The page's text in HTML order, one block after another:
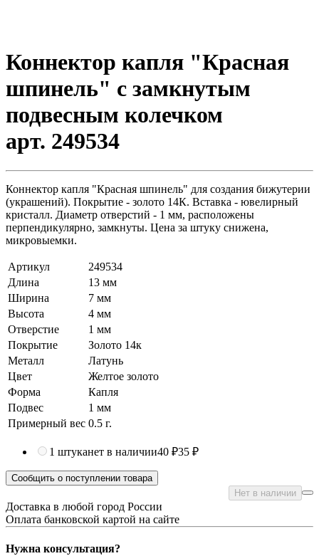
Коннектор капля "Красная
шпинель" с замкнутым
подвесным колечком
арт. 249534
Коннектор капля "Красная шпинель" для создания бижутерии
(украшений). Покрытие - золото 14К. Вставка - ювелирный
кристалл. Диаметр отверстий - 1 мм, расположены
перпендикулярно, замкнуты. Цена за штуку снижена,
микровыемки.
Артикул
249534
Длина
13 мм
Ширина
7 мм
Высота
4 мм
Отверстие
1 мм
Покрытие
Золото 14к
Металл
Латунь
Цвет
Желтое золото
Форма
Капля
Подвес
1 мм
Примерный вес 0.5 г.
1 штуканет в наличии40 ₽35 ₽
Сообщить о поступлении товара
Нет в наличии
Доставка в любой город России
Оплата банковской картой на сайте
Нужна консультация?